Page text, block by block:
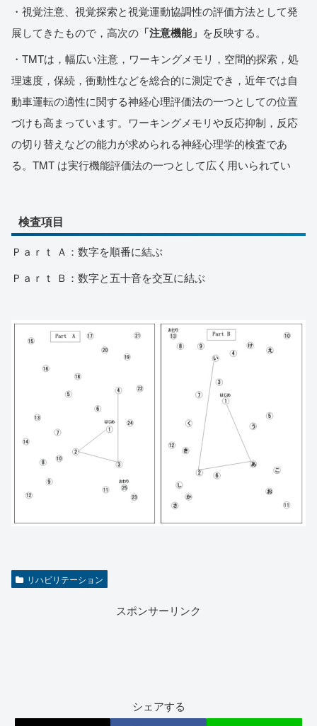
・視覚注意、視覚探索と視覚運動協調性の評価方法として発
展してきたもので，高次の 「注意機能」 を反映する。
・TMTは，幅広い注意，ワーキングメモリ，空間的探索，処
理速度，保続，衝動性などを総合的に測定でき，近年では自
動車運転の適性に関する神経心理評価法の一つとしての位置
づけも高まっています。ワーキングメモリや反応抑制，反応
の切り替えなどの能力が求められる神経心理学的検査であ
る。TMT は実行機能評価法の一つとして広く用いられてい
検査項目
Ｐａｒｔ Ａ：数字を順番に結ぶ
Ｐａｒｔ Ｂ：数字と五十音を交互に結ぶ
リハビリテーション
スポンサーリンク
シェアする